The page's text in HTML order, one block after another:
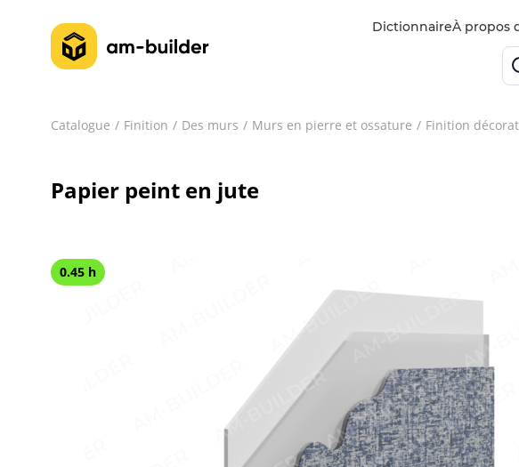
DictionnaireÀ propos
Catalogue Finition Des murs Murs en pierre et ossature Finition
Papier peint en jute
0.45 h